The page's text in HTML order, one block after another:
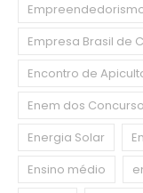
Empresa Brasil de
Encontro de
Enem dos
Energia Solar
Ensino médio